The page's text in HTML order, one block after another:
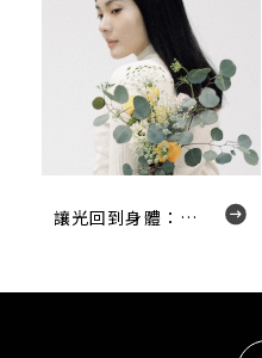
讓光回到身體：一場關於呼吸，聲音與療癒的對話 When the Body Remembers Light.